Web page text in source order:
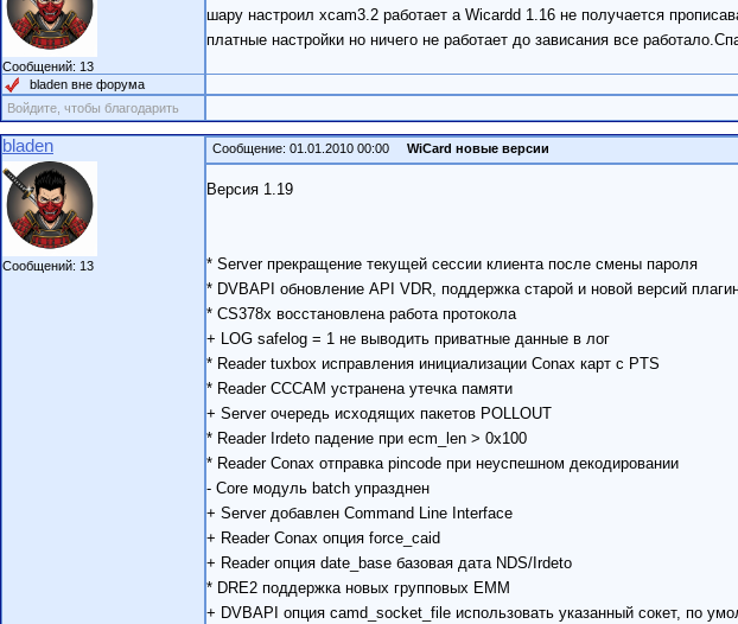
Сообщений: 13
шару настроил xcam3.2 работает а Wicardd 1.16 не получается
платные настройки но ничего не работает до зависания все
bladen вне форума
Войдите, чтобы благодарить
bladen
Сообщений: 13
Сообщение: 01.01.2010 00:00 WiCard новые версии
Версия 1.19
* Server прекращение текущей сессии клиента после смены пароля
* DVBAPI обновление API VDR, поддержка старой и новой версий
* CS378x восстановлена работа протокола
+ LOG safelog = 1 не выводить приватные данные в лог
* Reader tuxbox исправления инициализации Conax карт c PTS
* Reader CCCAM устранена утечка памяти
+ Server очередь исходящих пакетов POLLOUT
* Reader Irdeto падение при ecm_len > 0x100
* Reader Conax отправка pincode при неуспешном декодировании
- Core модуль batch упразднен
+ Server добавлен Command Line Interface
+ Reader Conax опция force_caid
+ Reader опция date_base базовая дата NDS/Irdeto
* DRE2 поддержка новых групповых EMM
+ DVBAPI опция camd_socket_file использовать указанный сокет, по